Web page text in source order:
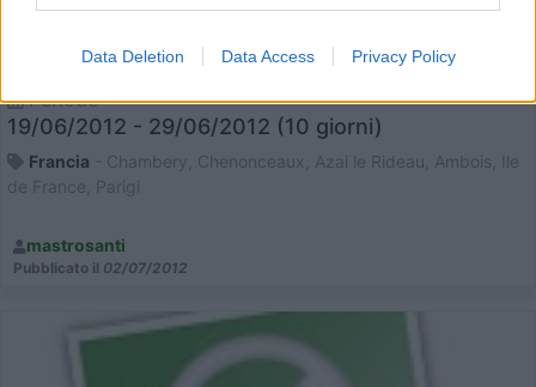
Data Deletion Data Access Privacy Policy
3 4849
Periodo
19/06/2012 - 29/06/2012 (10 giorni)
Francia - Chambery, Chenonceaux, Azai le Rideau, Ambois, Ile
de France, Parigi
mastrosanti
Pubblicato il 02/07/2012